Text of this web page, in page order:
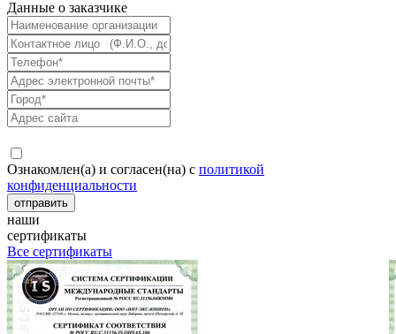
Данные о заказчике
Ознакомлен(а) и согласен(на) с политикой
конфиденциальности
наши
сертификаты
Все сертификаты